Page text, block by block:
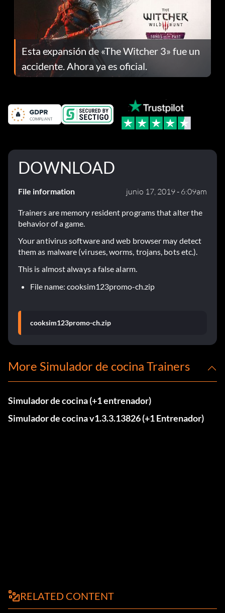
Esta expansión de «The Witcher 3» fue un
accidente. Ahora ya es oficial.
DOWNLOAD
File information junio 17, 2019 - 6:09am
Trainers are memory resident programs that alter the
behavior of a game.
Your antivirus software and web browser may detect
them as malware (viruses, worms, trojans, bots etc.).
This is almost always a false alarm.
File name: cooksim123promo-ch.zip
cooksim123promo-ch.zip
More Simulador de cocina Trainers
Simulador de cocina (+1 entrenador)
Simulador de cocina v1.3.3.13826 (+1 Entrenador)
RELATED CONTENT